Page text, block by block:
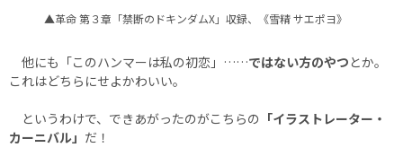
▲革命 第３章「禁断のドキンダムX」収録、《雪精 サエポヨ》
他にも「このハンマーは私の初恋」……ではない方のやつ とか。
これはどちらにせよかわいい。
というわけで、できあがったのがこちらの 「イラストレーター・
カーニバル」 だ！